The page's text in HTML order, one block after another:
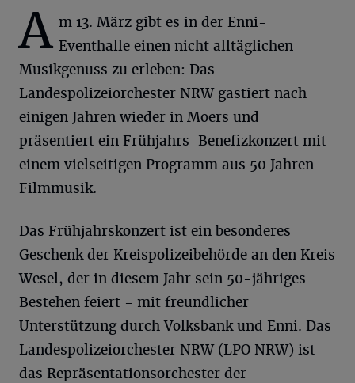
A m 13. März gibt es in der Enni-
Eventhalle einen nicht alltäglichen
Musikgenuss zu erleben: Das
Landespolizeiorchester NRW gastiert nach
einigen Jahren wieder in Moers und
präsentiert ein Frühjahrs-Benefizkonzert mit
einem vielseitigen Programm aus 50 Jahren
Filmmusik.
Das Frühjahrskonzert ist ein besonderes
Geschenk der Kreispolizeibehörde an den Kreis
Wesel, der in diesem Jahr sein 50-jähriges
Bestehen feiert - mit freundlicher
Unterstützung durch Volksbank und Enni. Das
Landespolizeiorchester NRW (LPO NRW) ist
das Repräsentationsorchester der